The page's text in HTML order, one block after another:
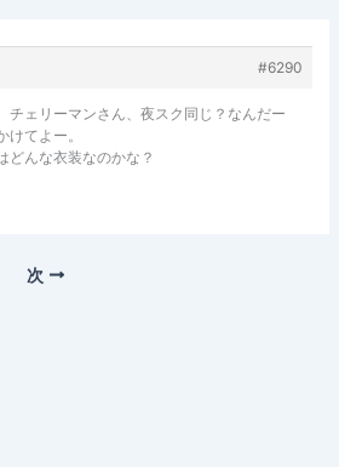
#6290
チェリーマンさん、夜スク同じ？なんだー
けてよー。
どんな衣装なのかな？
次